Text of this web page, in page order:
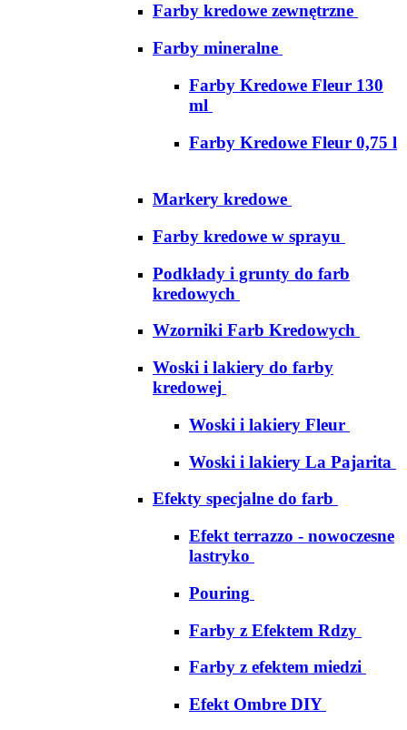
Farby kredowe zewnętrzne
Farby mineralne
Farby Kredowe Fleur 130
ml
Farby Kredowe Fleur 0,75 l
Markery kredowe
Farby kredowe w sprayu
Podkłady i grunty do farb
kredowych
Wzorniki Farb Kredowych
Woski i lakiery do farby
kredowej
Woski i lakiery Fleur
Woski i lakiery La Pajarita
Efekty specjalne do farb
Efekt terrazzo - nowoczesne
lastryko
Pouring
Farby z Efektem Rdzy
Farby z efektem miedzi
Efekt Ombre DIY